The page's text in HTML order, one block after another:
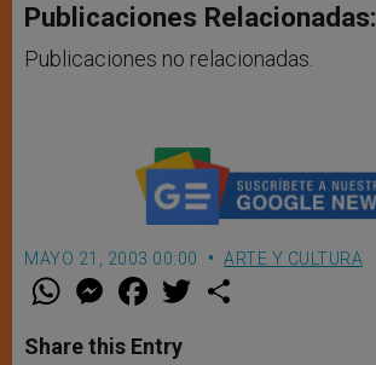
Publicaciones Relacionadas:
Publicaciones no relacionadas.
MAYO 21, 2003 00:00 ARTE Y CULTURA
W
t
s
M
e
s
e
F
a
e
b
w
Share this Entry